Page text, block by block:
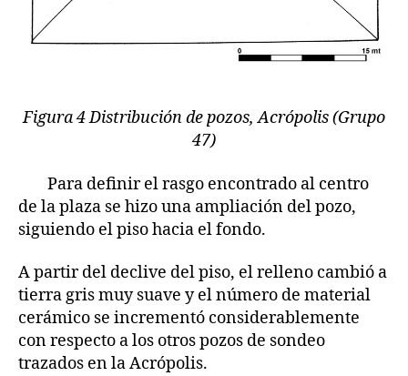
Figura 4 Distribución de pozos, Acrópolis (Grupo
47)
Para definir el rasgo encontrado al centro
de la plaza se hizo una ampliación del pozo,
siguiendo el piso hacia el fondo.
A partir del declive del piso, el relleno cambió a
tierra gris muy suave y el número de material
cerámico se incrementó considerablemente
con respecto a los otros pozos de sondeo
trazados en la Acrópolis.